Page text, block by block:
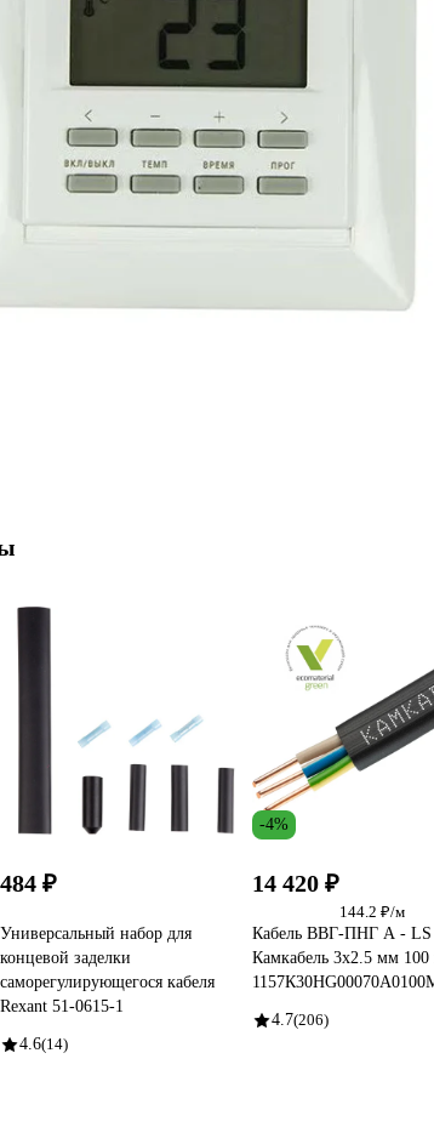
484 ₽
Универсальный набор для
концевой заделки
саморегулирующегося кабеля
Rexant 51-0615-1
4.6(14)
-4%
14 420 ₽
144.2 ₽/м
Кабель ВВГ-ПНГ А - LS
Камкабель 3x2.5 мм
4.7(206)